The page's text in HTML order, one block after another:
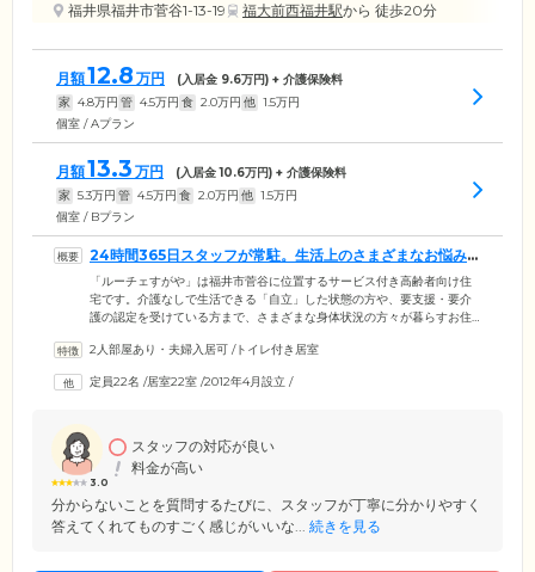
福井県福井市菅谷1-13-19
福大前西福井駅から 徒歩20分
月額12.8 万円 (入居金 9.6万円) + 介護保険料
家 4.8万円 管 4.5万円 食 2.0万円 他 1.5万円
個室 / Aプラン
月額13.3 万円 (入居金10.6万円) + 介護保険料
家 5.3万円 管 4.5万円 食 2.0万円 他 1.5万円
個室 / Bプラン
24時間365日スタッフが常駐。生活上のさまざまなお悩みを
伺います
「ルーチェすがや」は福井市菅谷に位置するサービス付き高齢者向け住
宅です。介護なしで生活できる「自立」した状態の方や、要支援・要介
護の認定を受けている方まで、さまざまな身体状況の方々が暮らすお住
認を行い、ご入居のみなさまを見守ります。生活の上でのお困りごと
さい。ご入居者様が過ごされる居室は完全個室。お風呂付や、お二人で
2人部屋あり・夫婦入居可 /トイレ付き居室
定員22名 /居室22室 /2012年4月設立 /
3.0
スタッフの対応が良い
料金が高い
分からないことを質問するたびに、スタッフが丁寧に分かりやすく
答えてくれてものすごく感じがいいな... 続きを見る